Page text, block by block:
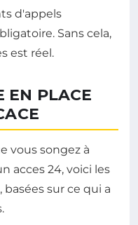
d'appels
Sans cela,
est réel.
EN PLACE
vous songez à
acces 24, voici les
sur ce qui a